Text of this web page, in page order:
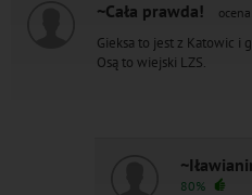
~Cała prawda! ocena:
Gieksa to jest z Katowic i
Osą to wiejski LZS.
80%